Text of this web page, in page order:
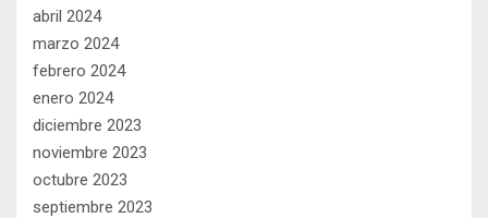
abril 2024
marzo 2024
febrero 2024
enero 2024
diciembre 2023
noviembre 2023
octubre 2023
septiembre 2023